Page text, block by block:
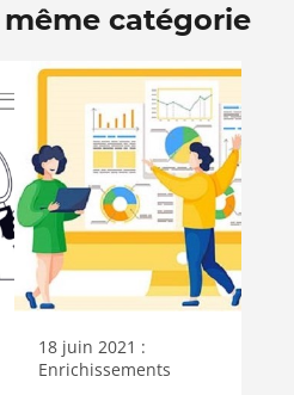
catégorie
18 juin 2021 :
Enrichissements